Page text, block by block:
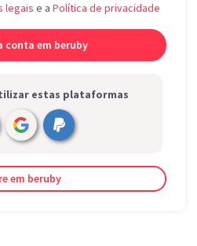
legais e a Política de privacidade
estas plataformas
em beruby